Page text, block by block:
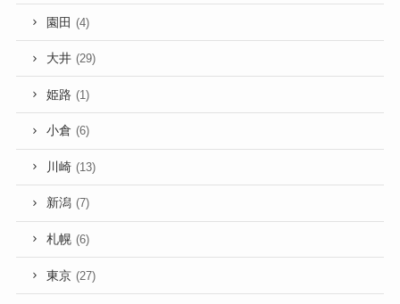
園田 (4)
大井 (29)
姫路 (1)
小倉 (6)
川崎 (13)
新潟 (7)
札幌 (6)
東京 (27)